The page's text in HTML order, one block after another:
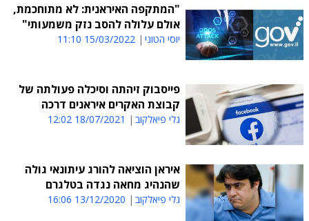
"המתקפה האיראנית: לא מתוחכמת,
אולם עלולה להסב נזק משמעותי"
יוסי הטוני 15/03/2022 11:10
פייסבוק זיהתה וסיכלה פעולתה של
קבוצת האקרים איראנים דרכה
גלי פיאלקוב 18/07/2021 12:02
איראן הוציאה להורג עיתונאי גולה
שהנהיג מחאה נגדה בטלגרם
גלי פיאלקוב 13/12/2020 16:06